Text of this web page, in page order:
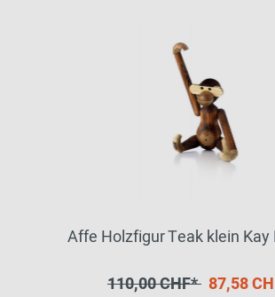
Affe Holzfigur Teak klein Kay
110,00 CHF* 87,58